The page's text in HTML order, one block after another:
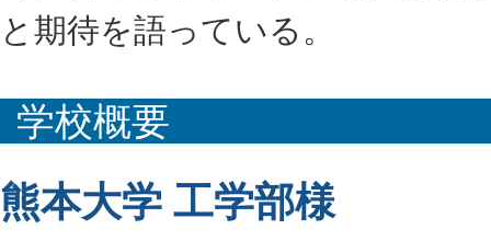
と期待を語っている。
学校概要
熊本大学 工学部様